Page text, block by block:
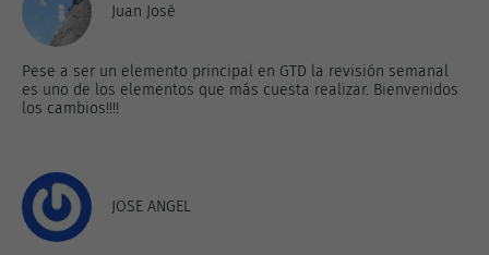
Juan José
Pese a ser un elemento principal en GTD la revisión semanal
es uno de los elementos que más cuesta realizar. Bienvenidos
los cambios!!!!
JOSE ANGEL